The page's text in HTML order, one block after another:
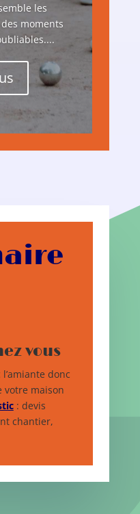
les
moments
vous
donc
votre maison
: devis
chantier,